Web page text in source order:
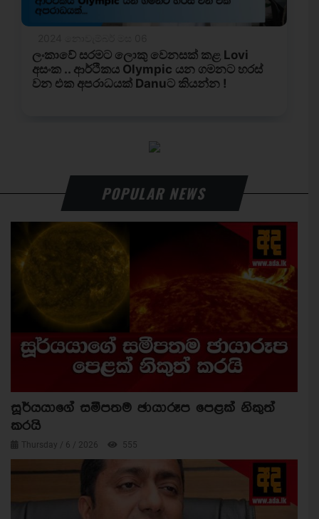
POPULAR NEWS
සූර්යයාගේ සමීපතම ඡායාරූප පෙළක් නිකුත්
කරයි
Thursday / 6 / 2026 555